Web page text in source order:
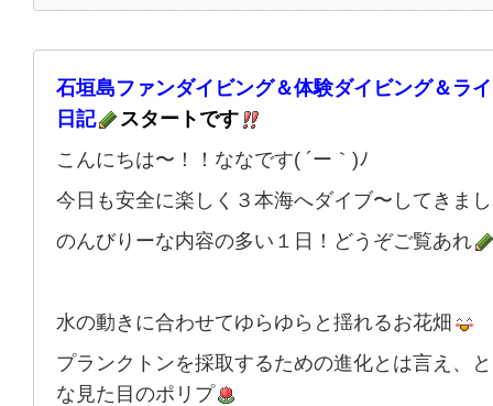
石垣島ファンダイビング＆体験ダイビング＆ラ
日記
スタートです
こんにちは〜！！ななです( ´ー｀)ﾉ
今日も安全に楽しく３本海へダイブ〜してきま
のんびりーな内容の多い１日！どうぞご覧あれ
水の動きに合わせてゆらゆらと揺れるお花畑
プランクトンを採取するための進化とは言え、
な見た目のポリプ